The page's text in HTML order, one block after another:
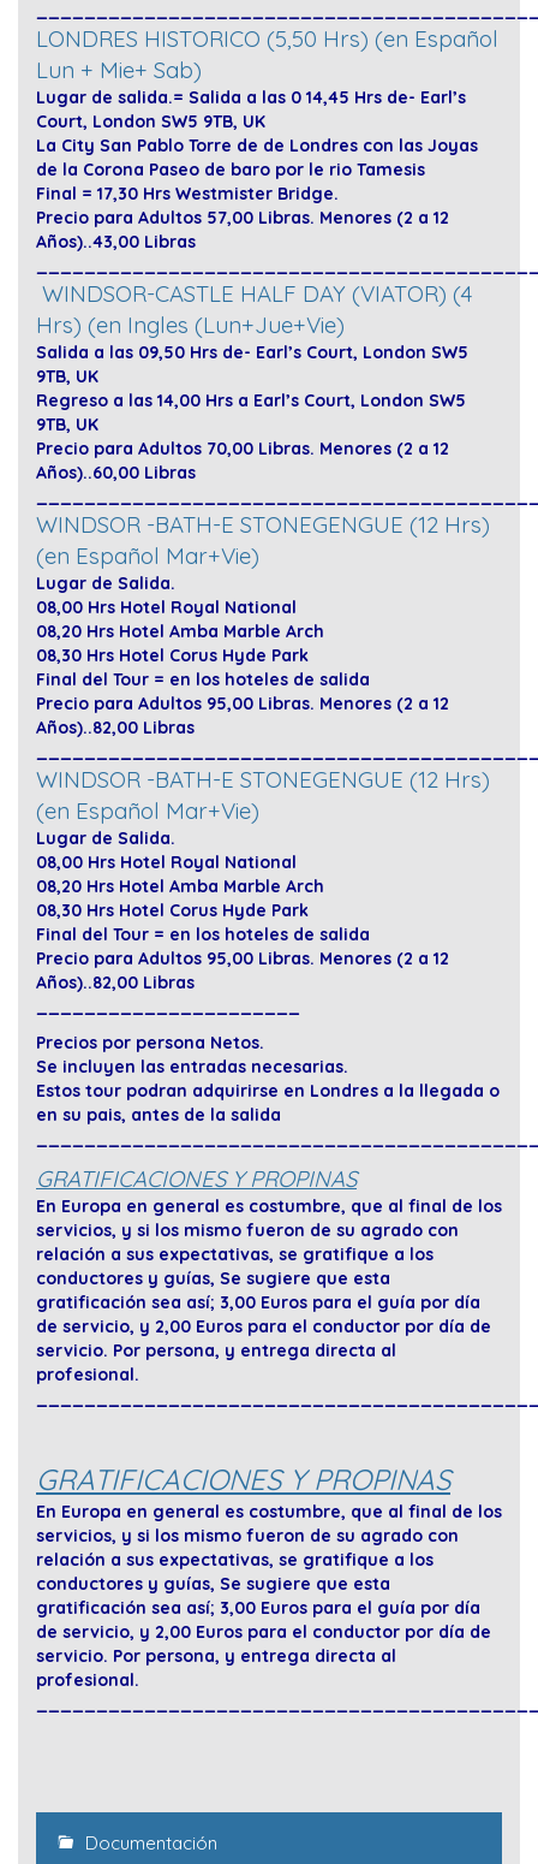
LONDRES HISTORICO (5,50 Hrs) (en Español
Lun + Mie+ Sab)
Lugar de salida.= Salida a las 0 14,45 Hrs de- Earl’s
Court, London SW5 9TB, UK
La City San Pablo Torre de de Londres con las Joyas
de la Corona Paseo de baro por le rio Tamesis
Final = 17,30 Hrs Westmister Bridge.
Precio para Adultos 57,00 Libras. Menores (2 a 12
Años)..43,00 Libras
WINDSOR-CASTLE HALF DAY (VIATOR) (4
Hrs) (en Ingles (Lun+Jue+Vie)
Salida a las 09,50 Hrs de- Earl’s Court, London SW5
9TB, UK
Regreso a las 14,00 Hrs a Earl’s Court, London SW5
9TB, UK
Precio para Adultos 70,00 Libras. Menores (2 a 12
Años)..60,00 Libras
WINDSOR -BATH-E STONEGENGUE (12 Hrs)
(en Español Mar+Vie)
Lugar de Salida.
08,00 Hrs Hotel Royal National
08,20 Hrs Hotel Amba Marble Arch
08,30 Hrs Hotel Corus Hyde Park
Final del Tour = en los hoteles de salida
Precio para Adultos 95,00 Libras. Menores (2 a 12
Años)..82,00 Libras
WINDSOR -BATH-E STONEGENGUE (12 Hrs)
(en Español Mar+Vie)
Lugar de Salida.
08,00 Hrs Hotel Royal National
08,20 Hrs Hotel Amba Marble Arch
08,30 Hrs Hotel Corus Hyde Park
Final del Tour = en los hoteles de salida
Precio para Adultos 95,00 Libras. Menores (2 a 12
Años)..82,00 Libras
Precios por persona Netos.
Se incluyen las entradas necesarias.
Estos tour podran adquirirse en Londres a la llegada o
en su pais, antes de la salida
GRATIFICACIONES Y PROPINAS
En Europa en general es costumbre, que al final de los
servicios, y si los mismo fueron de su agrado con
relación a sus expectativas, se gratifique a los
conductores y guías, Se sugiere que esta
gratificación sea así; 3,00 Euros para el guía por día
de servicio, y 2,00 Euros para el conductor por día de
servicio. Por persona, y entrega directa al
profesional.
GRATIFICACIONES Y PROPINAS
En Europa en general es costumbre, que al final de los
servicios, y si los mismo fueron de su agrado con
relación a sus expectativas, se gratifique a los
conductores y guías, Se sugiere que esta
gratificación sea así; 3,00 Euros para el guía por día
de servicio, y 2,00 Euros para el conductor por día de
servicio. Por persona, y entrega directa al
profesional.
Documentación